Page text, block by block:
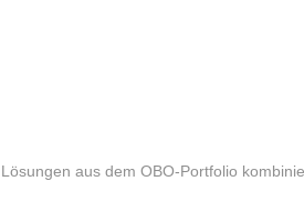
aus dem OBO-Portfolio